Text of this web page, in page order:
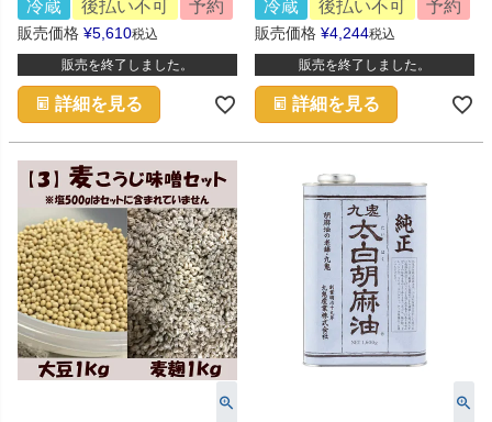
冷蔵 後払い不可 予約
販売価格 ¥5,610税込
販売を終了しました。
詳細を見る
冷蔵 後払い不可 予約
販売価格 ¥4,244税込
販売を終了しました。
詳細を見る